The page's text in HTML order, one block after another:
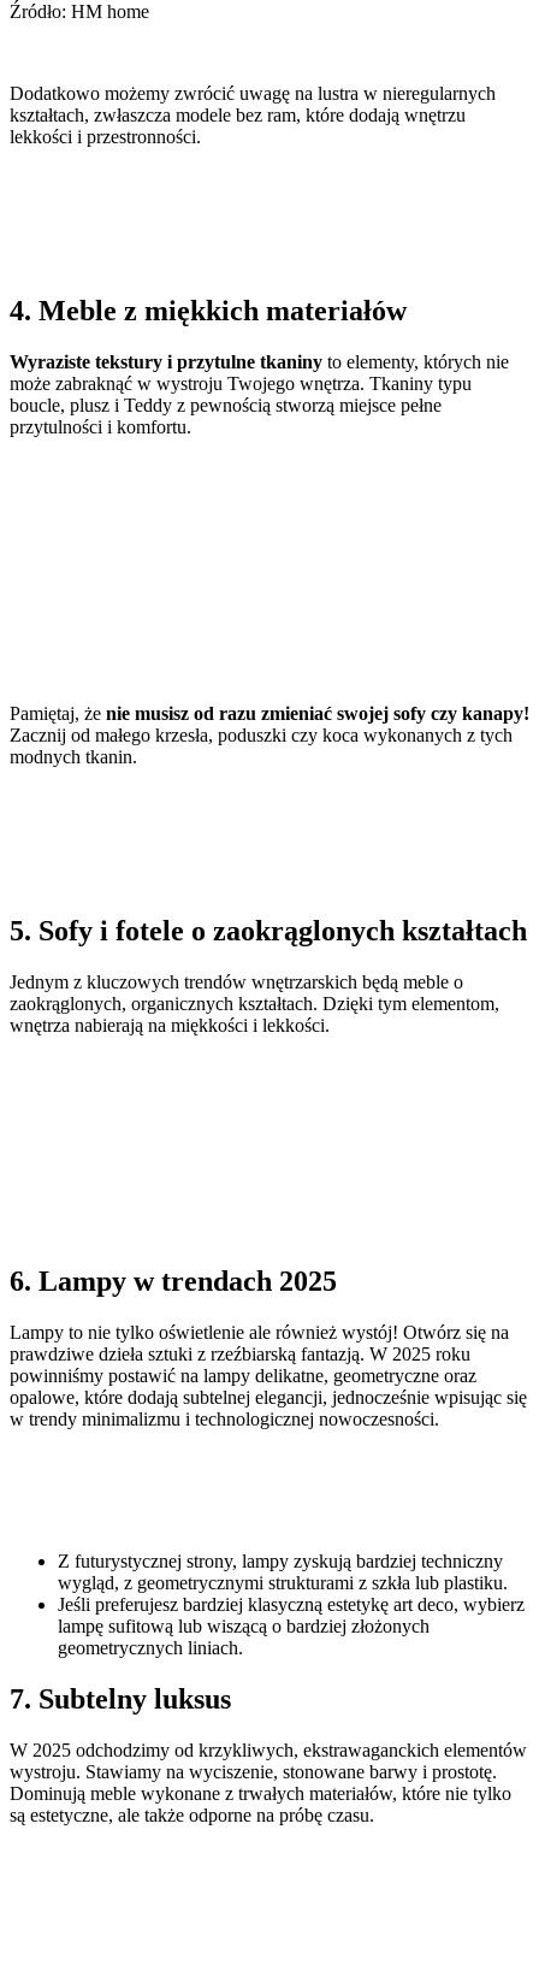
Źródło: HM home
Dodatkowo możemy zwrócić uwagę na lustra w nieregularnych
kształtach, zwłaszcza modele bez ram, które dodają wnętrzu
lekkości i przestronności.
4. Meble z miękkich materiałów
Wyraziste tekstury i przytulne tkaniny to elementy, których nie
może zabraknąć w wystroju Twojego wnętrza. Tkaniny typu
boucle, plusz i Teddy z pewnością stworzą miejsce pełne
przytulności i komfortu.
Pamiętaj, że nie musisz od razu zmieniać swojej sofy czy kanapy!
Zacznij od małego krzesła, poduszki czy koca wykonanych z tych
modnych tkanin.
5. Sofy i fotele o zaokrąglonych kształtach
Jednym z kluczowych trendów wnętrzarskich będą meble o
zaokrąglonych, organicznych kształtach. Dzięki tym elementom,
wnętrza nabierają na miękkości i lekkości.
6. Lampy w trendach 2025
Lampy to nie tylko oświetlenie ale również wystój! Otwórz się na
prawdziwe dzieła sztuki z rzeźbiarską fantazją. W 2025 roku
powinniśmy postawić na lampy delikatne, geometryczne oraz
opalowe, które dodają subtelnej elegancji, jednocześnie wpisując się
w trendy minimalizmu i technologicznej nowoczesności.
Z futurystycznej strony, lampy zyskują bardziej techniczny
wygląd, z geometrycznymi strukturami z szkła lub plastiku.
Jeśli preferujesz bardziej klasyczną estetykę art deco, wybierz
lampę sufitową lub wiszącą o bardziej złożonych
geometrycznych liniach.
7. Subtelny luksus
W 2025 odchodzimy od krzykliwych, ekstrawaganckich elementów
wystroju. Stawiamy na wyciszenie, stonowane barwy i prostotę.
Dominują meble wykonane z trwałych materiałów, które nie tylko
są estetyczne, ale także odporne na próbę czasu.